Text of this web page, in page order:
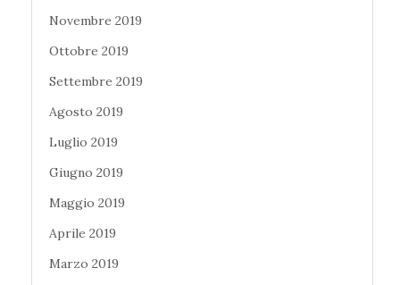
Novembre 2019
Ottobre 2019
Settembre 2019
Agosto 2019
Luglio 2019
Giugno 2019
Maggio 2019
Aprile 2019
Marzo 2019